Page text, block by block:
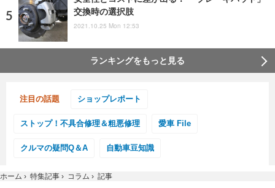
交換時の選択肢
2021.10.25 Mon 12:53
ランキングをもっと見る
注目の話題 ショップレポート
ストップ！不具合修理＆粗悪修理 愛車 File
クルマの疑問Q＆A 自動車豆知識
ホーム › 特集記事 › コラム › 記事